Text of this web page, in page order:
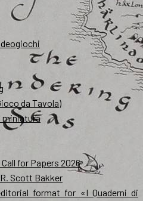
da Tavola)
miniatura
for Papers 2026
Scott Bakker
format for «I Quaderni di